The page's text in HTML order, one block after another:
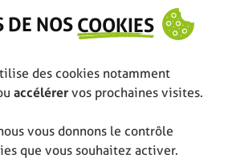
DE NOS COOKIES
des cookies notamment
accélérer vos prochaines visites.
vous donnons le contrôle
que vous souhaitez activer.